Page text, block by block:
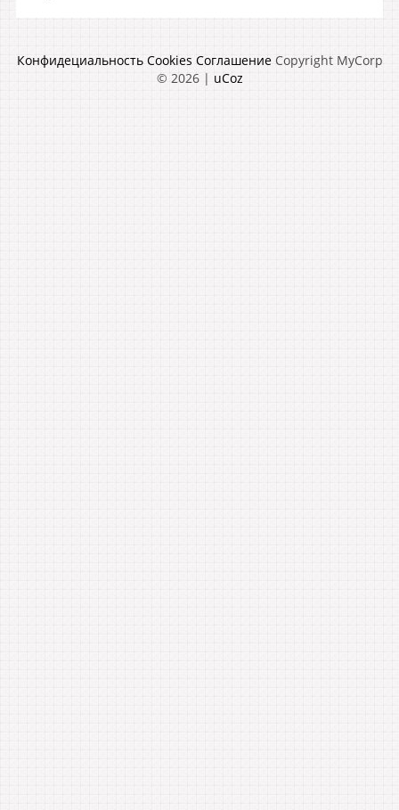
Конфидециальность Cookies Соглашение Copyright MyCorp
© 2026| uCoz